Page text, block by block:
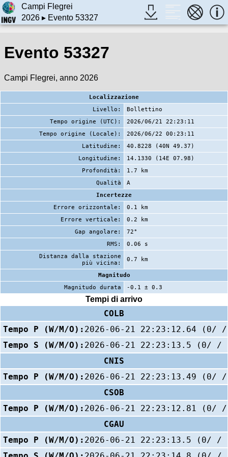
Campi Flegrei
2026▸ Evento 53327
Evento 53327
Campi Flegrei, anno 2026
Localizzazione
Livello:
Bollettino
Tempo origine (UTC):
2026/06/21 22:23:11
Tempo origine (Locale):
2026/06/22 00:23:11
Latitudine:
40.8228 (40N 49.37)
Longitudine:
14.1330 (14E 07.98)
Profondità:
1.7 km
Qualità
A
Incertezze
Errore orizzontale:
0.1 km
Errore verticale:
0.2 km
Gap angolare:
72°
RMS:
0.06 s
Distanza dalla stazione
più vicina:
0.7 km
Magnitudo
Magnitudo durata
-0.1 ± 0.3
Tempi di arrivo
COLB
Tempo P (W/M/O): 2026-06-21 22:23:12.64 (0/
Tempo S (W/M/O): 2026-06-21 22:23:13.5 (0/ /
CNIS
Tempo P (W/M/O): 2026-06-21 22:23:13.49 (0/
CSOB
Tempo P (W/M/O): 2026-06-21 22:23:12.81 (0/
CGAU
Tempo P (W/M/O): 2026-06-21 22:23:13.5 (0/ /